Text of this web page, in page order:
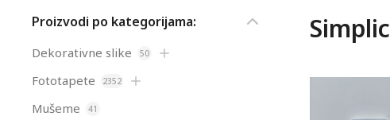
Proizvodi po kategorijama:
Dekorativne slike 50
Fototapete 2352
Mušeme 41